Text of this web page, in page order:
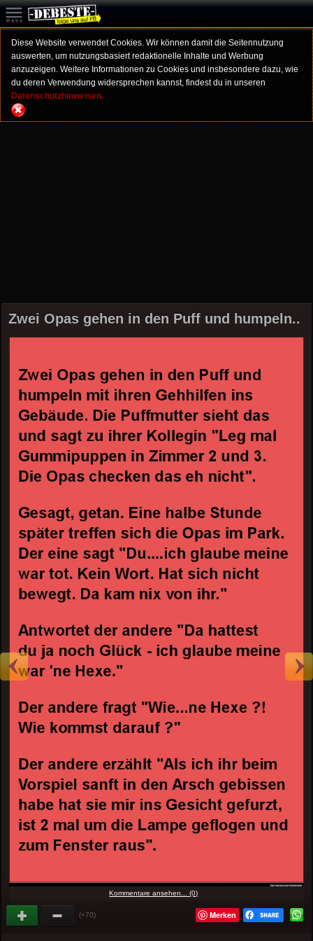
Diese Website verwendet Cookies. Wir können damit die Seitennutzung
auswerten, um nutzungsbasiert redaktionelle Inhalte und Werbung
anzuzeigen. Weitere Informationen zu Cookies und insbesondere dazu, wie
du deren Verwendung widersprechen kannst, findest du in unseren
Datenschutzhinweisen.
Zwei Opas gehen in den Puff und humpeln..
Kommentare ansehen... (0)
(+70) Merken